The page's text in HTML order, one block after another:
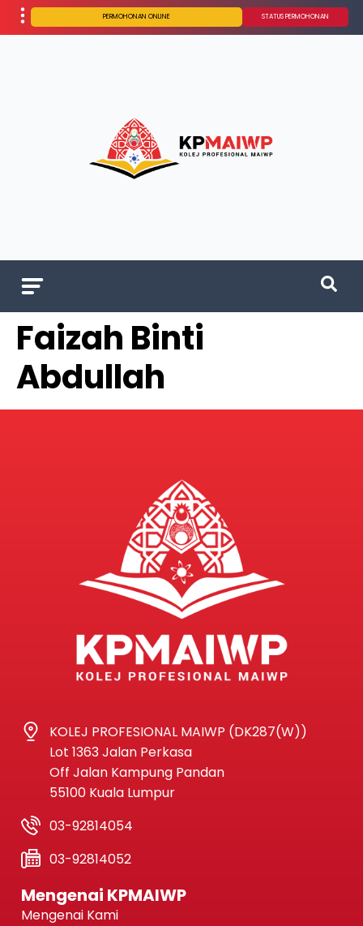
PERMOHONAN ONLINE STATUS PERMOHONAN
Faizah Binti
Abdullah
KOLEJ PROFESIONAL MAIWP (DK287(W))
Lot 1363 Jalan Perkasa
Off Jalan Kampung Pandan
55100 Kuala Lumpur
03-92814054
03-92814052
Mengenai KPMAIWP
Mengenai Kami